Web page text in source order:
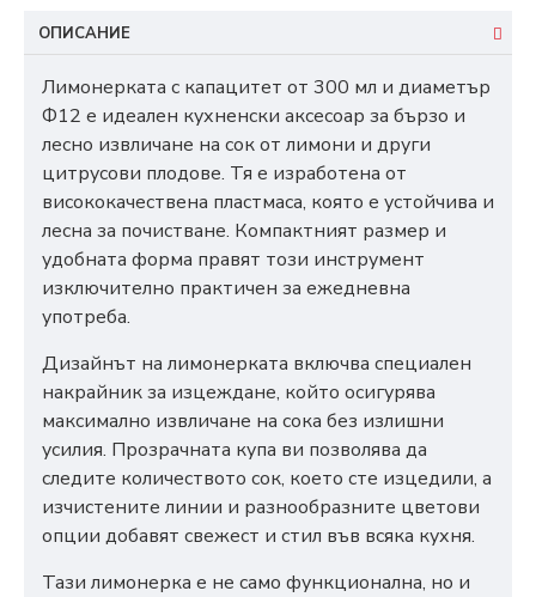
ОПИСАНИЕ
Лимонерката с капацитет от 300 мл и диаметър
Ф12 е идеален кухненски аксесоар за бързо и
лесно извличане на сок от лимони и други
цитрусови плодове. Тя е изработена от
висококачествена пластмаса, която е устойчива и
лесна за почистване. Компактният размер и
удобната форма правят този инструмент
изключително практичен за ежедневна
употреба.
Дизайнът на лимонерката включва специален
накрайник за изцеждане, който осигурява
максимално извличане на сока без излишни
усилия. Прозрачната купа ви позволява да
следите количеството сок, което сте изцедили, а
изчистените линии и разнообразните цветови
опции добавят свежест и стил във всяка кухня.
Тази лимонерка е не само функционална, но и